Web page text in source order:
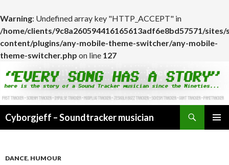
Warning: Undefined array key "HTTP_ACCEPT" in
/home/clients/9c8a260594416165613adf6e8bd57571/
content/plugins/any-mobile-theme-switcher/any-mobile-
theme-switcher.php on line 127
Cyborgjeff – Soundtracker musician
DANCE, HUMOUR